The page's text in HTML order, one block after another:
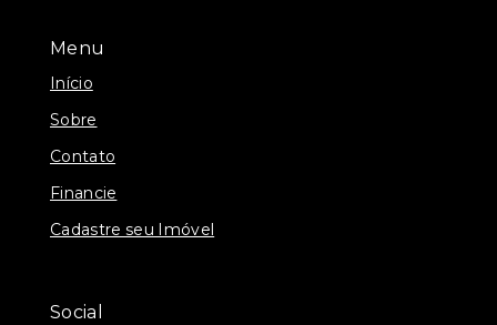
Menu
Início
Sobre
Contato
Financie
Cadastre seu Imóvel
Social